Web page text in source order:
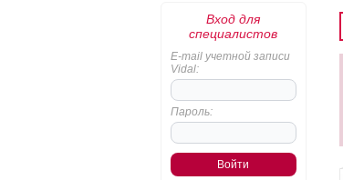
Вход для
специалистов
E-mail учетной записи
Vidal:
Пароль: